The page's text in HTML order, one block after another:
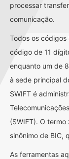
processar
comunicação.
Todos os códigos
código de 11
enquanto um de
à sede principal
SWIFT é
(SWIFT). O
sinônimo de BIC,
As ferramentas